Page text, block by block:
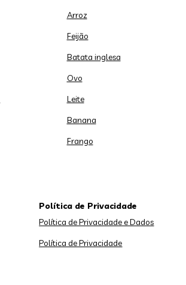
Arroz
Feijão
Batata inglesa
Ovo
Leite
Banana
Frango
Política de Privacidade
Política de Privacidade e Dados
Política de Privacidade